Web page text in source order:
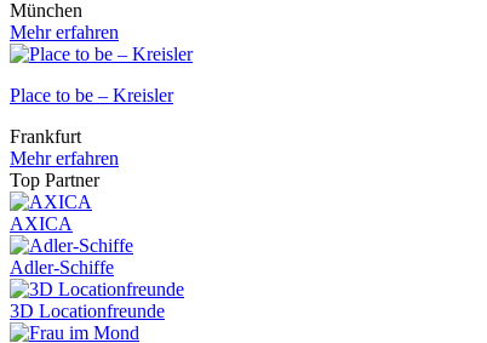
München
Mehr erfahren
Place to be – Kreisler
Frankfurt
Mehr erfahren
Top Partner
AXICA
Adler-Schiffe
3D Locationfreunde